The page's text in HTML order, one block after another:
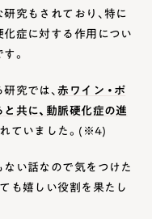
究もされており、特に
症に対する作用につい
。
究では、赤ワイン ・ポ
共に、動脈硬化症の進
ていました。(※4)
い話なので気をつけた
も嬉しい役割を果たし